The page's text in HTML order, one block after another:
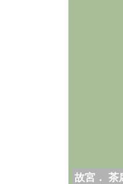
故宮． 茶